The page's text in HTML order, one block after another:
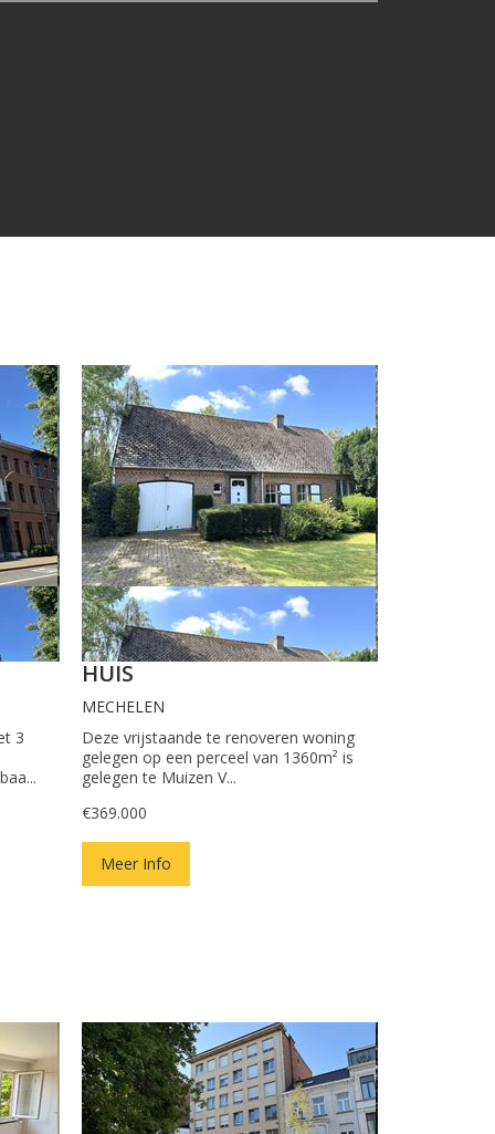
3
HUIS
MECHELEN
Deze vrijstaande te renoveren woning
gelegen op een perceel van 1360m² is
gelegen te Muizen V...
€369.000
Meer Info